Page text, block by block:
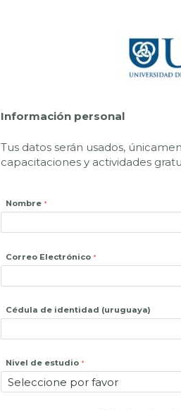
Información personal
Tus datos serán usados,
capacitaciones y actividades
Nombre
Correo Electrónico
Cédula de identidad (uruguaya)
Nivel de estudio